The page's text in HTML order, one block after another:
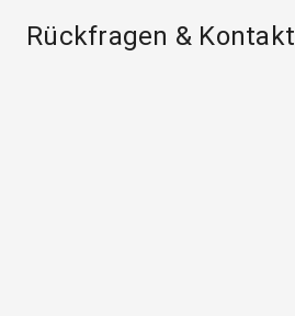
Rückfragen & Kontakt